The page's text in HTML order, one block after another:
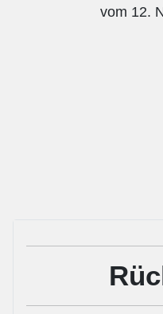
vom 12.